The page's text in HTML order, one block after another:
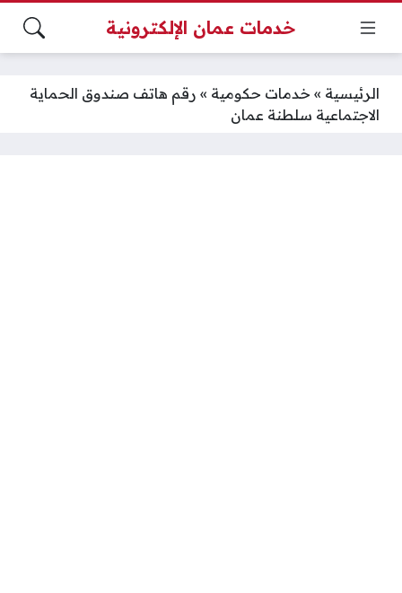
خدمات عمان الإلكترونية
الرئيسية » خدمات حكومية » رقم هاتف صندوق الحماية
الاجتماعية سلطنة عمان